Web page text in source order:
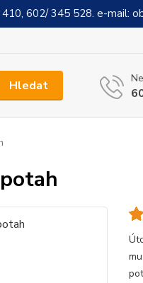
602/ 345 528. e-mail:
Hledat